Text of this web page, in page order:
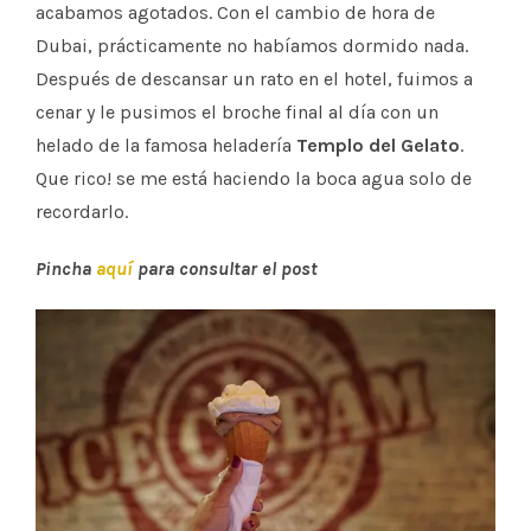
acabamos agotados. Con el cambio de hora de
Dubai, prácticamente no habíamos dormido nada.
Después de descansar un rato en el hotel, fuimos a
cenar y le pusimos el broche final al día con un
helado de la famosa heladería Templo del Gelato.
Que rico! se me está haciendo la boca agua solo de
recordarlo.
Pincha aquípara consultar el post